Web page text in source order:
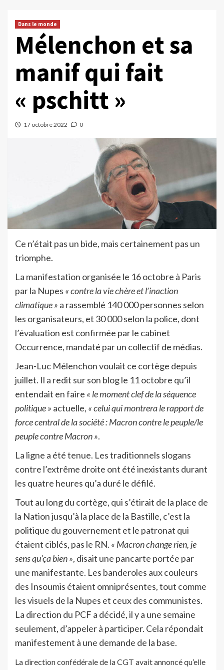
Dans le monde
Mélenchon et sa
manif qui fait
« pschitt »
17 octobre 2022 0
Ce n’était pas un bide, mais certainement pas un
triomphe.
La manifestation organisée le 16 octobre à Paris
par la Nupes « contre la vie chère et l’inaction
climatique » a rassemblé 140 000 personnes selon
les organisateurs, et 30 000 selon la police, dont
l’évaluation est confirmée par le cabinet
Occurrence, mandaté par un collectif de médias.
Jean-Luc Mélenchon voulait ce cortège depuis
juillet. Il a redit sur son blog le 11 octobre qu’il
entendait en faire « le moment clef de la séquence
politique » actuelle, « celui qui montrera le rapport de
force central de la société : Macron contre le peuple/le
peuple contre Macron ».
La ligne a été tenue. Les traditionnels slogans
contre l’extrême droite ont été inexistants durant
les quatre heures qu’a duré le défilé.
Tout au long du cortège, qui s’étirait de la place de
la Nation jusqu’à la place de la Bastille, c’est la
politique du gouvernement et le patronat qui
étaient ciblés, pas le RN. « Macron change rien, je
sens qu’ça bien », disait une pancarte portée par
une manifestante. Les banderoles aux couleurs
des Insoumis étaient omniprésentes, tout comme
les visuels de la Nupes et ceux des communistes.
La direction du PCF a décidé, il y a une semaine
seulement, d’appeler à participer. Cela répondait
manifestement à une demande de la base.
La direction confédérale de la CGT avait annoncé qu’elle